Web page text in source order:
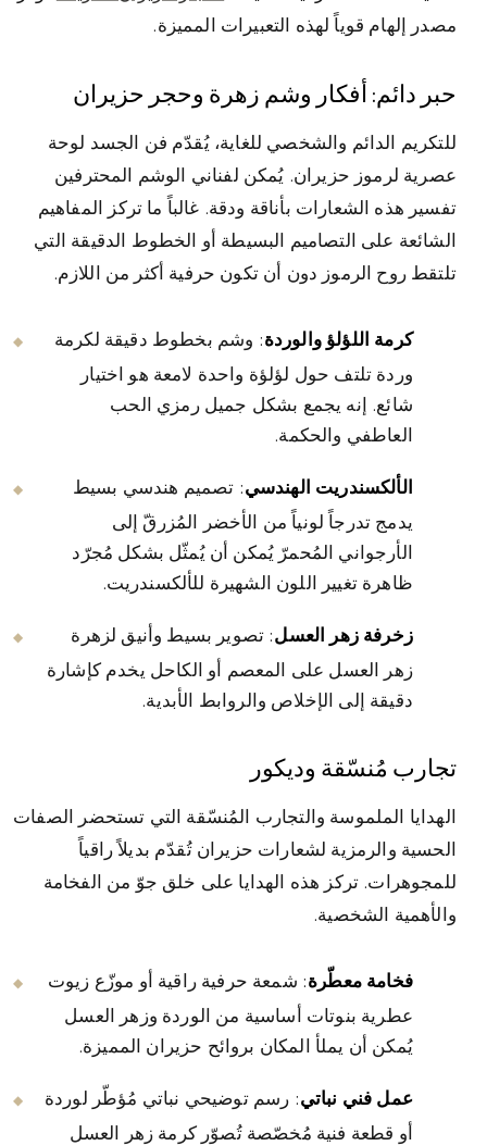
مصدر إلهام قوياً لهذه التعبيرات المميزة.
حبر دائم: أفكار وشم زهرة وحجر حزيران
للتكريم الدائم والشخصي للغاية، يُقدّم فن الجسد لوحة
عصرية لرموز حزيران. يُمكن لفناني الوشم المحترفين
تفسير هذه الشعارات بأناقة ودقة. غالباً ما تركز المفاهيم
الشائعة على التصاميم البسيطة أو الخطوط الدقيقة التي
تلتقط روح الرموز دون أن تكون حرفية أكثر من اللازم.
كرمة اللؤلؤ والوردة: وشم بخطوط دقيقة لكرمة
وردة تلتف حول لؤلؤة واحدة لامعة هو اختيار
شائع. إنه يجمع بشكل جميل رمزي الحب
العاطفي والحكمة.
الألكسندريت الهندسي: تصميم هندسي بسيط
يدمج تدرجاً لونياً من الأخضر المُزرقّ إلى
الأرجواني المُحمرّ يُمكن أن يُمثّل بشكل مُجرّد
ظاهرة تغيير اللون الشهيرة للألكسندريت.
زخرفة زهر العسل: تصوير بسيط وأنيق لزهرة
زهر العسل على المعصم أو الكاحل يخدم كإشارة
دقيقة إلى الإخلاص والروابط الأبدية.
تجارب مُنسّقة وديكور
الهدايا الملموسة والتجارب المُنسّقة التي تستحضر الصفات
الحسية والرمزية لشعارات حزيران تُقدّم بديلاً راقياً
للمجوهرات. تركز هذه الهدايا على خلق جوّ من الفخامة
والأهمية الشخصية.
فخامة معطّرة: شمعة حرفية راقية أو موزّع زيوت
عطرية بنوتات أساسية من الوردة وزهر العسل
يُمكن أن يملأ المكان بروائح حزيران المميزة.
عمل فني نباتي: رسم توضيحي نباتي مُؤطّر لوردة
أو قطعة فنية مُخصّصة تُصوّر كرمة زهر العسل